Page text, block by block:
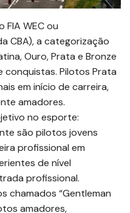
FIA WEC ou
CBA), a categorização
Ouro, Prata e Bronze
conquistas. Pilotos Prata
em início de carreira,
amadores.
no esporte:
são pilotos jovens
profissional em
de nível
profissional.
chamados “Gentleman
amadores,